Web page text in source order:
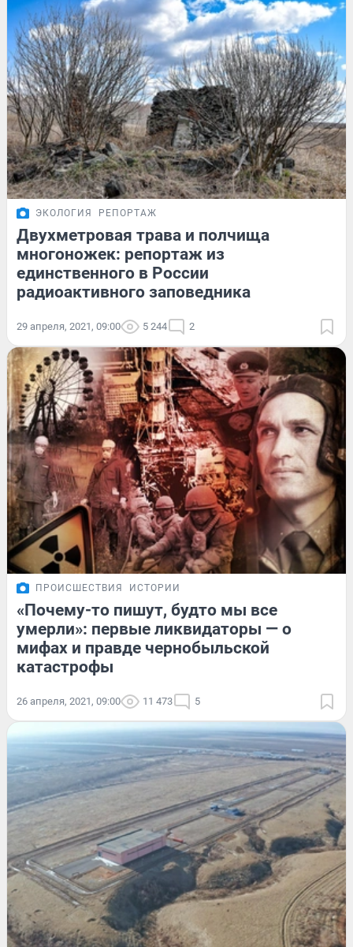
ЭКОЛОГИЯ РЕПОРТАЖ
Двухметровая трава и полчища
многоножек: репортаж из
единственного в России
радиоактивного заповедника
29 апреля, 2021, 09:00 5 244 2
ПРОИСШЕСТВИЯ ИСТОРИИ
«Почему-то пишут, будто мы все
умерли»: первые ликвидаторы — о
мифах и правде чернобыльской
катастрофы
26 апреля, 2021, 09:00 11 473 5